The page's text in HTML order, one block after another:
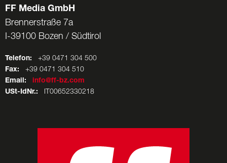
FF Media GmbH
Brennerstraße 7a
I-39100 Bozen / Südtirol
Telefon: +39 0471 304 500
Fax: +39 0471 304 510
Email:
info@ff-bz.com
USt-IdNr.: IT00652330218